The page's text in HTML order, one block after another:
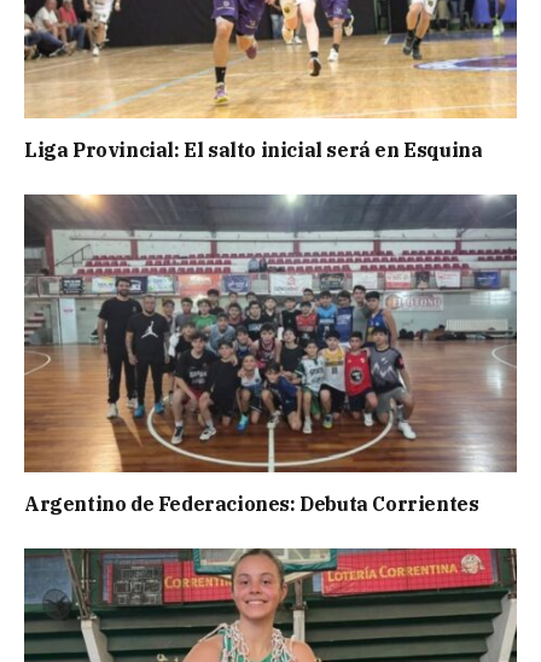
Liga Provincial: El salto inicial será en Esquina
Argentino de Federaciones: Debuta Corrientes